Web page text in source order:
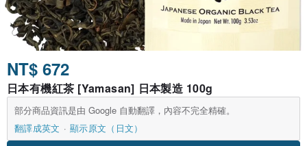
NT$ 672
日本有機紅茶 [Yamasan] 日本製造 100g
部分商品資訊是由 Google 自動翻譯，內容不完全精確。
翻譯成英文
顯示原文（日文）